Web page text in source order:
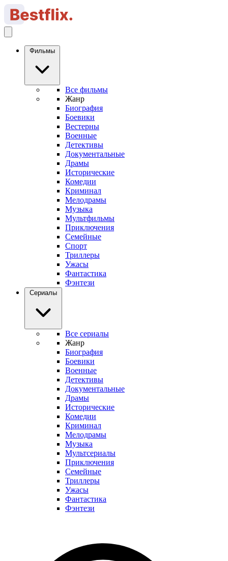
Фильмы
Все фильмы
Жанр
Биография
Боевики
Вестерны
Военные
Детективы
Документальные
Драмы
Исторические
Комедии
Криминал
Мелодрамы
Музыка
Мультфильмы
Приключения
Семейные
Спорт
Триллеры
Ужасы
Фантастика
Фэнтези
Сериалы
Все сериалы
Жанр
Биография
Боевики
Военные
Детективы
Документальные
Драмы
Исторические
Комедии
Криминал
Мелодрамы
Музыка
Мультсериалы
Приключения
Семейные
Триллеры
Ужасы
Фантастика
Фэнтези